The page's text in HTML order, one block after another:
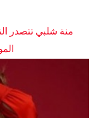
منة شلبي تتصدر